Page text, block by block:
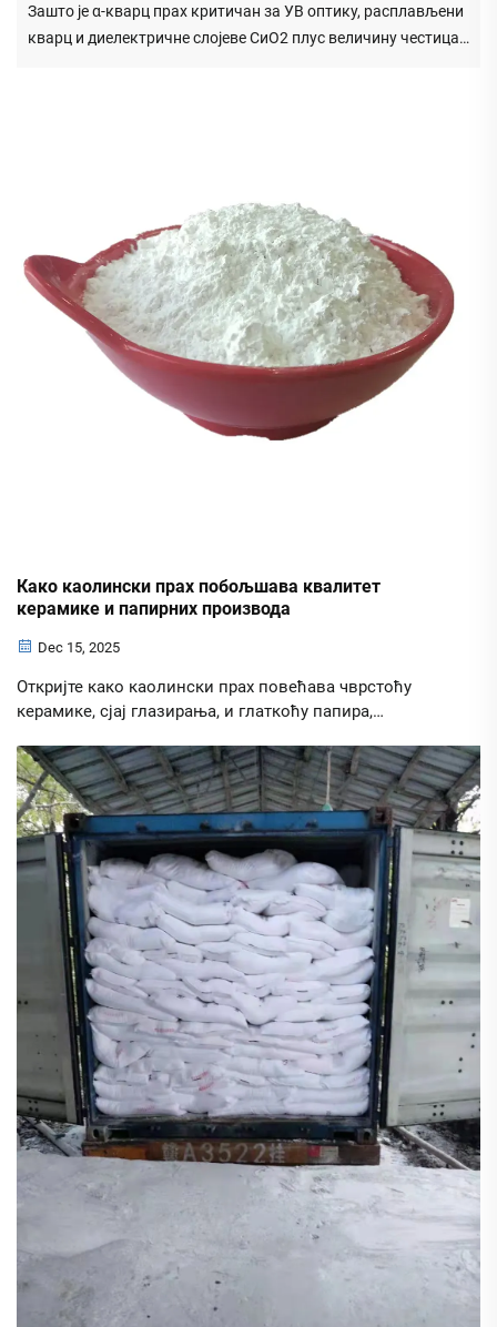
Зашто је α-кварц прах критичан за УВ оптику, расплављени
кварц и диелектричне слојеве СиО2 плус величину честица,
Како каолински прах побољшава квалитет
керамике и папирних производа
Dec 15, 2025
Откријте како каолински прах повећава чврстоћу
керамике, сјај глазирања, и глаткоћу папира,
перформансе са правом оценомухватите стручне
угледе сада.